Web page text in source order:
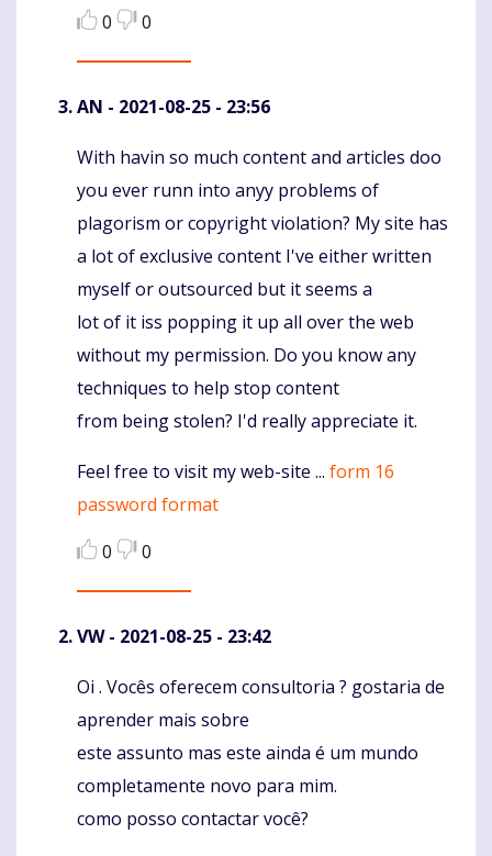
0
0
AN - 2021-08-25 - 23:56
Komentaras
With havin so much content and articles doo
you ever runn into anyy problems of
plagorism or copyright violation? My site has
a lot of exclusive content I've either written
myself or outsourced but it seems a
lot of it iss popping it up all over the web
without my permission. Do you know any
techniques to help stop content
from being stolen? I'd really appreciate it.
Feel free to visit my web-site ... form 16
password format
0
0
VW- 2021-08-25 - 23:42
Komentaras
Oi . Vocês oferecem consultoria ? gostaria de
aprender mais sobre
este assunto mas este ainda é um mundo
completamente novo para mim.
como posso contactar você?